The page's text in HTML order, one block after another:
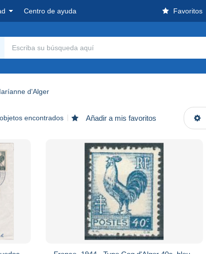
Centro de ayuda Favoritos
d'Alger
encontrados Añadir a mis favoritos